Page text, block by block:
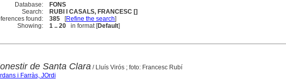
Database:
FONS
Search:
RUBI I CASALS, FRANCESC []
found:
385 [Refine the search]
Showing:
1 .. 20 in format [Default]
de Santa Clara/ Lluís Virós ; foto: Francesc Rubí
i Farràs, JOrdi